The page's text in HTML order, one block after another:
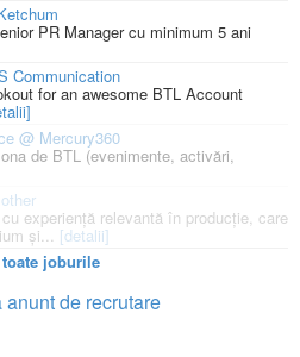
PR Manager cu minimum 5 ani
Communication
for an awesome BTL Account
@ Mercury360
de BTL (evenimente, activări,
experiență relevantă în producție, care
și... [detalii]
joburile
anunt de recrutare